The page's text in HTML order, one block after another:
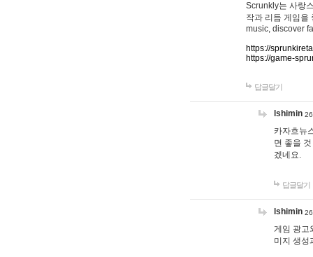
Scrunkly는 사랑
작과 리듬 게임을
music, discover
https://
https://game-
답글달기
lshimin
카자흐뉴
면 좋을
겠네요.
답글달기
lshimin
게임 광고
미지 생성